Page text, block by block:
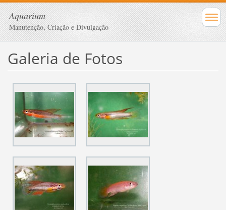
Aquarium
Manutenção, Criação e Divulgação
Galeria de Fotos